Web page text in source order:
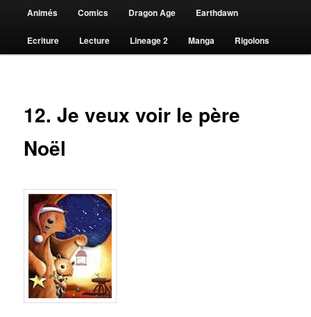
Animés Comics Dragon Age Earthdawn
Ecriture Lecture Lineage 2 Manga Rigolons
12. Je veux voir le père
Noël